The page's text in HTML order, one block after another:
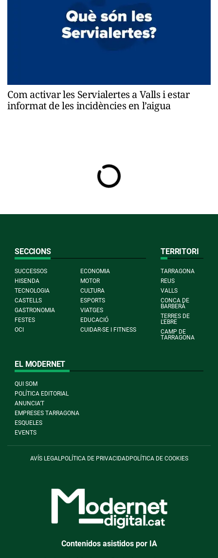
Com activar les Servialertes a Valls i estar
informat de les incidències en l’aigua
SECCIONS
SUCCESSOS
ECONOMIA
HISENDA
MOTOR
TECNOLOGIA
CULTURA
CASTELLS
ESPORTS
GASTRONOMIA
VIATGES
FESTES
EDUCACIÓ
OCI
CUIDAR-SE I FITNESS
TERRITORI
TARRAGONA
REUS
VALLS
CONCA DE
BARBERÀ
TERRES DE
L'EBRE
CAMP DE
TARRAGONA
EL MODERNET
QUI SOM
POLÍTICA EDITORIAL
ANUNCIA'T
EMPRESES TARRAGONA
ESQUELES
EVENTS
AVÍS LEGAL POLÍTICA DE PRIVACIDADPOLÍTICA DE COOKIES
Contenidos asistidos por IA